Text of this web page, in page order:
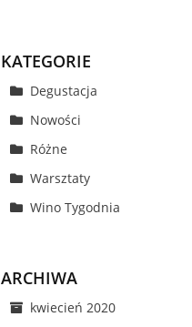
KATEGORIE
Degustacja
Nowości
Różne
Warsztaty
Wino Tygodnia
ARCHIWA
kwiecień 2020